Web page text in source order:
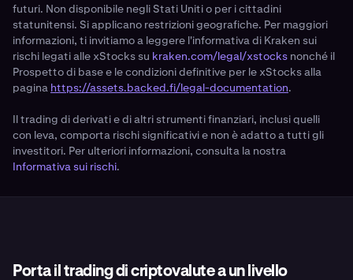
futuri. Non disponibile negli Stati Uniti o per i cittadini
statunitensi. Si applicano restrizioni geografiche. Per maggiori
informazioni, ti invitiamo a leggere l'informativa di Kraken sui
rischi legati alle xStocks su kraken.com/legal/xstocks nonché il
Prospetto di base e le condizioni definitive per le xStocks alla
pagina https://assets.backed.fi/legal-documentation.
Il trading di derivati e di altri strumenti finanziari, inclusi quelli
con leva, comporta rischi significativi e non è adatto a tutti gli
investitori. Per ulteriori informazioni, consulta la nostra
Informativa sui rischi.
Porta il trading di criptovalute a un livello